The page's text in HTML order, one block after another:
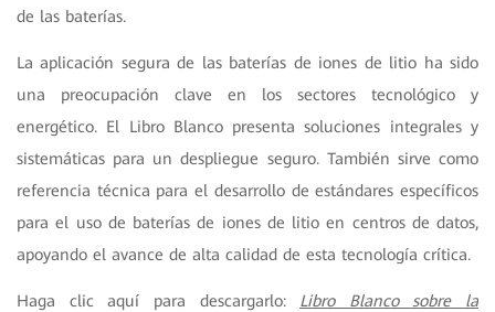
de las baterías.
La aplicación segura de las baterías de iones de litio ha sido
una preocupación clave en los sectores tecnológico y
energético. El Libro Blanco presenta soluciones integrales y
sistemáticas para un despliegue seguro. También sirve como
referencia técnica para el desarrollo de estándares específicos
para el uso de baterías de iones de litio en centros de datos,
apoyando el avance de alta calidad de esta tecnología crítica.
Haga clic aquí para descargarlo: Libro Blanco sobre la